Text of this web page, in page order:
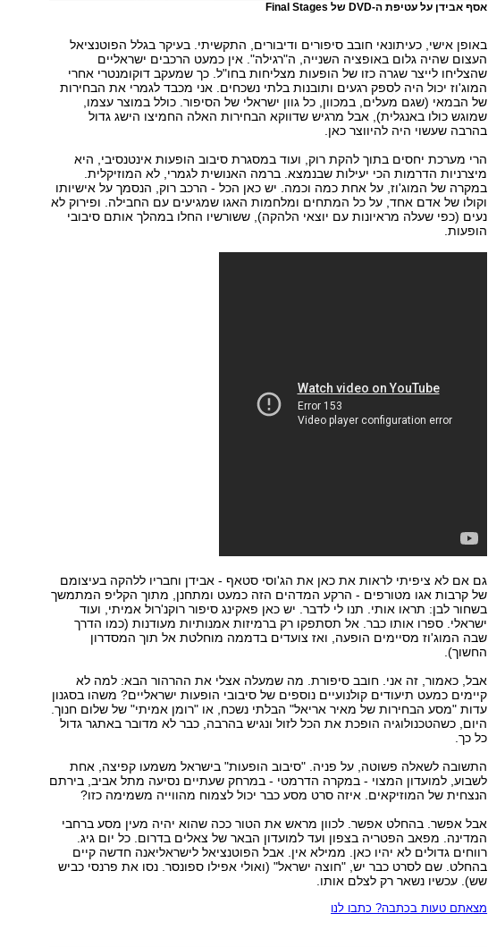
אסף אבידן על עטיפת ה-DVD של Final Stages
באופן אישי, כעיתונאי חובב סיפורים ודיבורים, התקשיתי. בעיקר בגלל הפוטנציאל
העצום שהיה גלום באופציה השנייה, ה"רגילה". אין כמעט הרכבים ישראליים
שהצליחו לייצר שגרה כזו של הופעות מצליחות בחו"ל. כך שמעקב דוקומנטרי אחרי
המוג'וז יכול היה לספק רגעים ותובנות בלתי נשכחים. אני מכבד לגמרי את הבחירות
של הבמאי (שגם מעלים, במכוון, כל גוון ישראלי של הסיפור. כולל במוצר עצמו,
שמוגש כולו באנגלית), אבל מרגיש שדווקא הבחירות האלה החמיצו הישג גדול
בהרבה שעשוי היה להיווצר כאן.
הרי מערכת יחסים בתוך להקת רוק, ועוד במסגרת סיבוב הופעות אינטנסיבי, היא
מיצרניות הדרמות הכי יעילות שבנמצא. ברמה האנושית לגמרי, לא המוזיקלית.
במקרה של המוג'וז, על אחת כמה וכמה. יש כאן הכל - הרכב רוק, הנסמך על אישיותו
וקולו של אדם אחד, על כל המתחים ומלחמות האגו שמגיעים עם החבילה. ופירוק לא
נעים (כפי שעלה מראיונות עם יוצאי הלהקה), ששורשיו החלו במהלך אותם סיבובי
הופעות.
גם אם לא ציפיתי לראות את כאן את הג'וסי סטאף - אבידן וחבריו ללהקה בעיצומם
של קרבות אגו מטורפים - הרקע המדהים הזה כמעט ומתחנן, מתוך הקליפ המתמשך
בשחור לבן: תראו אותי. תנו לי לדבר. יש כאן פאקינג סיפור רוקנ'רול אמיתי, ועוד
ישראלי. ספרו אותו כבר. אל תסתפקו רק ברמיזות אמנותיות מעודנות (כמו הדרך
שבה המוג'וז מסיימים הופעה, ואז צועדים בדממה מוחלטת אל תוך המסדרון
החשוך).
אבל, כאמור, זה אני. חובב סיפורת. מה שמעלה אצלי את ההרהור הבא: למה לא
קיימים כמעט תיעודים קולנועיים נוספים של סיבובי הופעות ישראליים? משהו בסגנון
עדות "מסע הבחירות של מאיר אריאל" הבלתי נשכח, או "רומן אמיתי" של שלום חנוך.
היום, כשהטכנולוגיה הופכת את הכל לזול ונגיש בהרבה, כבר לא מדובר באתגר גדול
כל כך.
התשובה לשאלה פשוטה, על פניה. "סיבוב הופעות" בישראל משמעו קפיצה, אחת
לשבוע, למועדון המצוי - במקרה הדרמטי - במרחק שעתיים נסיעה מתל אביב, בירתם
הנצחית של המוזיקאים. איזה סרט מסע כבר יכול לצמוח מהווייה משמימה כזו?
אבל אפשר. בהחלט אפשר. לכוון מראש את הטור ככה שהוא יהיה מעין מסע ברחבי
המדינה. מפאב הפטריה בצפון ועד למועדון הבאר של צאלים בדרום. כל יום גיג.
רווחים גדולים לא יהיו כאן. ממילא אין. אבל הפוטנציאל לישראליאנה חדשה קיים
בהחלט. שם לסרט כבר יש, "חוצה ישראל" (ואולי אפילו ספונסר. נסו את פרנסי כביש
שש). עכשיו נשאר רק לצלם אותו.
מצאתם טעות בכתבה? כתבו לנו